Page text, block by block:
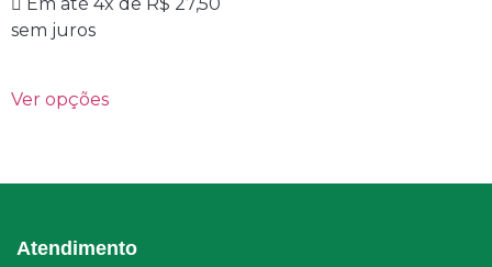
sem juros
Ver opções
Atendimento